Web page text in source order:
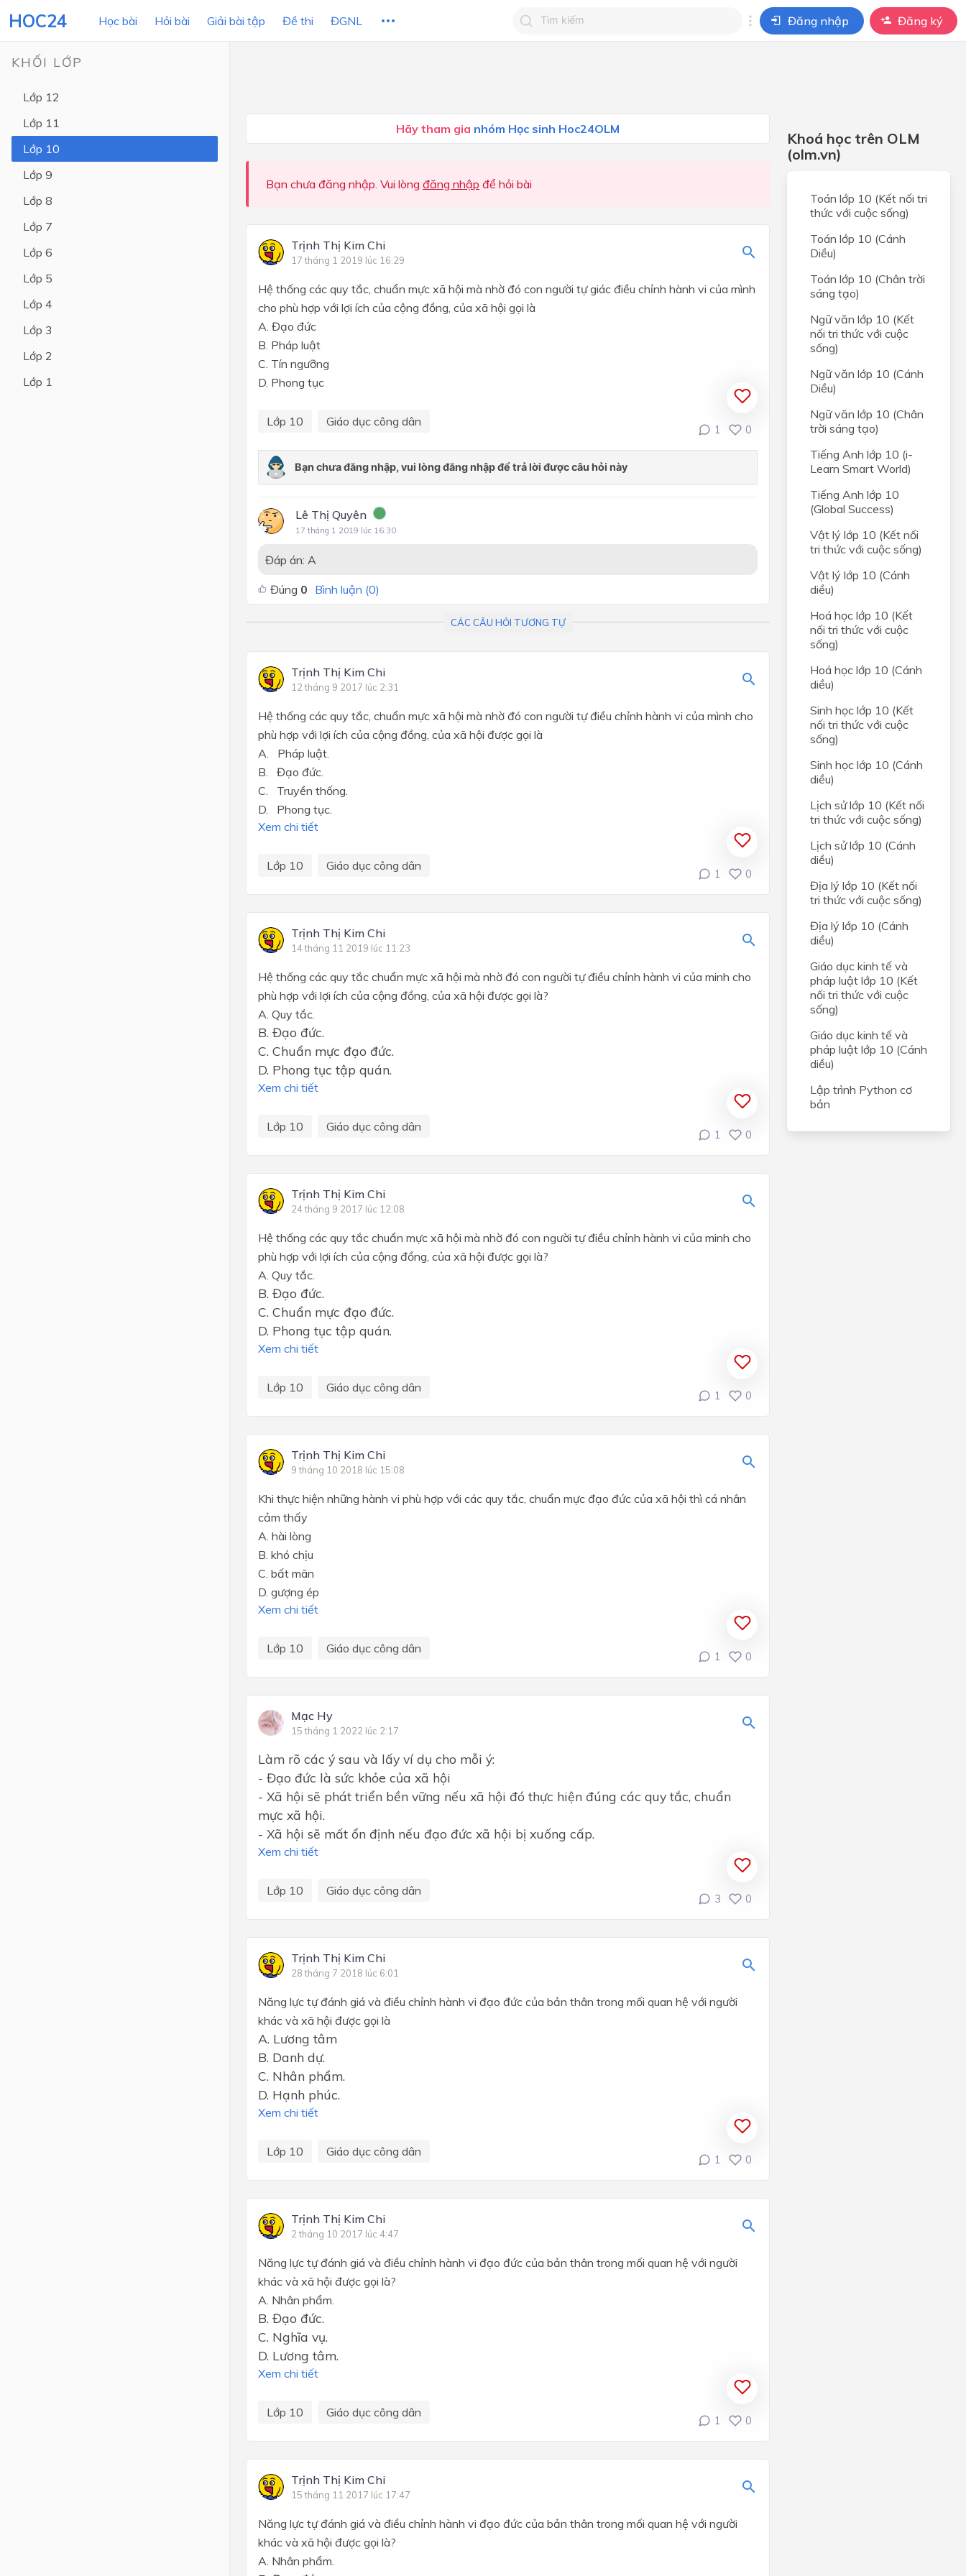
HOC24 Học bài Hỏi bài Giải bài tập Đề thi ĐGNL Đăng nhập Đăng ký
Lớp 12
Lớp 11
KHỐI LỚP
Lớp 12
Lớp 11
Lớp 10
Lớp 9
Lớp 8
Lớp 7
Lớp 6
Lớp 5
Lớp 4
Lớp 3
Lớp 2
Lớp 1
Hãy tham gia nhóm Học sinh Hoc24OLM
Bạn chưa đăng nhập. Vui lòng đăng nhập để hỏi bài
Trịnh Thị Kim Chi
17 tháng 1 2019 lúc 16:29
Hệ thống các quy tắc, chuẩn mực xã hội mà nhờ đó con người tự giác điều chỉnh hành vi của mình
cho phù hợp với lợi ích của cộng đồng, của xã hội gọi là
A. Đạo đức
B. Pháp luật
C. Tín ngưỡng
D. Phong tục
Lớp 10 Giáo dục công dân
1 0
Lê Thị Quyên
17 tháng 1 2019 lúc 16:30
Đáp án: A
Đúng 0 Bình luận (0)
CÁC CÂU HỎI TƯƠNG TỰ
Trịnh Thị Kim Chi
12 tháng 9 2017 lúc 2:31
Hệ thống các quy tắc, chuẩn mực xã hội mà nhờ đó con người tự điều chỉnh hành vi của mình cho
phù hợp với lợi ích của cộng đồng, của xã hội được gọi là
A. Pháp luật.
B. Đạo đức.
C. Truyền thống.
D. Phong tục.
Xem chi tiết
Lớp 10 Giáo dục công dân
1 0
Trịnh Thị Kim Chi
14 tháng 11 2019 lúc 11:23
Hệ thống các quy tắc chuẩn mực xã hội mà nhờ đó con người tự điều chỉnh hành vi của minh cho
phù hợp với lợi ích của cộng đồng, của xã hội được gọi là?
A. Quy tắc.
B. Đạo đức.
C. Chuẩn mực đạo đức.
D. Phong tục tập quán.
Xem chi tiết
Lớp 10 Giáo dục công dân
1 0
Trịnh Thị Kim Chi
24 tháng 9 2017 lúc 12:08
Hệ thống các quy tắc chuẩn mực xã hội mà nhờ đó con người tự điều chỉnh hành vi của minh cho
phù hợp với lợi ích của cộng đồng, của xã hội được gọi là?
A. Quy tắc.
B. Đạo đức.
C. Chuẩn mực đạo đức.
D. Phong tục tập quán.
Xem chi tiết
Lớp 10 Giáo dục công dân
1 0
Trịnh Thị Kim Chi
9 tháng 10 2018 lúc 15:08
Khi thực hiện những hành vi phù hợp với các quy tắc, chuẩn mực đạo đức của xã hội thì cá nhân
cảm thấy
A. hài lòng
B. khó chịu
C. bất mãn
D. gượng ép
Xem chi tiết
Lớp 10 Giáo dục công dân
1 0
Mạc Hy
15 tháng 1 2022 lúc 2:17
Làm rõ các ý sau và lấy ví dụ cho mỗi ý:
- Đạo đức là sức khỏe của xã hội
- Xã hội sẽ phát triển bền vững nếu xã hội đó thực hiện đúng các quy tắc, chuẩn
mực xã hội.
- Xã hội sẽ mất ổn định nếu đạo đức xã hội bị xuống cấp.
Xem chi tiết
Lớp 10 Giáo dục công dân
3 0
Trịnh Thị Kim Chi
28 tháng 7 2018 lúc 6:01
Năng lực tự đánh giá và điều chỉnh hành vi đạo đức của bản thân trong mối quan hệ với người
khác và xã hội được gọi là
A. Lương tâm
B. Danh dự.
C. Nhân phẩm.
D. Hạnh phúc.
Xem chi tiết
Lớp 10 Giáo dục công dân
1 0
Trịnh Thị Kim Chi
2 tháng 10 2017 lúc 4:47
Năng lực tự đánh giá và điều chỉnh hành vi đạo đức của bản thân trong mối quan hệ với người
khác và xã hội được gọi là?
A. Nhân phẩm.
B. Đạo đức.
C. Nghĩa vụ.
D. Lương tâm.
Xem chi tiết
Lớp 10 Giáo dục công dân
1 0
Trịnh Thị Kim Chi
15 tháng 11 2017 lúc 17:47
Năng lực tự đánh giá và điều chỉnh hành vi đạo đức của bản thân trong mối quan hệ với người
khác và xã hội được gọi là?
A. Nhân phẩm.
Khoá học trên OLM
(olm.vn)
Toán lớp 10 (Kết nối tri
thức với cuộc sống)
Toán lớp 10 (Cánh
Diều)
Toán lớp 10 (Chân trời
sáng tạo)
Ngữ văn lớp 10 (Kết
nối tri thức với cuộc
sống)
Ngữ văn lớp 10 (Cánh
Diều)
Ngữ văn lớp 10 (Chân
trời sáng tạo)
Tiếng Anh lớp 10 (i-
Learn Smart World)
Tiếng Anh lớp 10
(Global Success)
Vật lý lớp 10 (Kết nối
tri thức với cuộc sống)
Vật lý lớp 10 (Cánh
diều)
Hoá học lớp 10 (Kết
nối tri thức với cuộc
sống)
Hoá học lớp 10 (Cánh
diều)
Sinh học lớp 10 (Kết
nối tri thức với cuộc
sống)
Sinh học lớp 10 (Cánh
diều)
Lịch sử lớp 10 (Kết nối
tri thức với cuộc sống)
Lịch sử lớp 10 (Cánh
diều)
Địa lý lớp 10 (Kết nối
tri thức với cuộc sống)
Địa lý lớp 10 (Cánh
diều)
Giáo dục kinh tế và
pháp luật lớp 10 (Kết
nối tri thức với cuộc
sống)
Giáo dục kinh tế và
pháp luật lớp 10 (Cánh
diều)
Lập trình Python cơ
bản